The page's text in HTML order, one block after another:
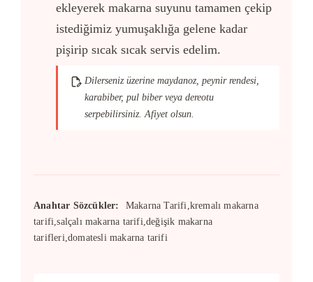
ekleyerek makarna suyunu tamamen çekip
istediğimiz yumuşaklığa gelene kadar
pişirip sıcak sıcak servis edelim.
Dilerseniz üzerine maydanoz, peynir rendesi,
karabiber, pul biber veya dereotu
serpebilirsiniz. Afiyet olsun.
Anahtar Sözcükler:
Makarna Tarifi,kremalı makarna
tarifi,salçalı makarna tarifi,değişik makarna
tarifleri,domatesli makarna tarifi